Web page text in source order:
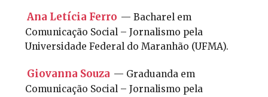
Ana Letícia Ferro — Bacharel em
Comunicação Social – Jornalismo pela
Universidade Federal do Maranhão (UFMA).
Giovanna Souza — Graduanda em
Comunicação Social – Jornalismo pela